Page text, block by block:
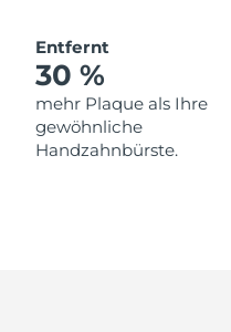
Entfernt
30 %
mehr Plaque als Ihre
gewöhnliche
Handzahnbürste.